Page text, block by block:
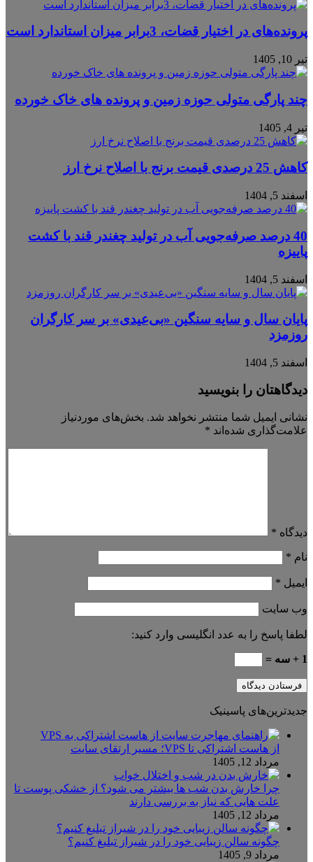
پرونده‌های در اختیار قضات، 3برابر میزان استاندارد است
تیر 10, 1405
چند پارگی متولی حوزه زمین و پرونده های خاک خورده
تیر 4, 1405
کاهش 25 درصدی قیمت برنج با اصلاح نرخ ارز
اسفند 5, 1404
40 درصد صرفه‌جویی آب در تولید چغندر قند با کشت
پاییزه
اسفند 5, 1404
پایان سال و سایه سنگین «بی‌عیدی» بر سر کارگران
روزمزد
اسفند 5, 1404
دیدگاهتان را بنویسید
نشانی ایمیل شما منتشر نخواهد شد. بخش‌های موردنیاز
علامت‌گذاری شده‌اند *
دیدگاه *
نام *
ایمیل *
وب‌ سایت
لطفا پاسخ را به عدد انگلیسی وارد کنید:
1 + سه =
جدیدترین‌های پاسینیک
از هاست اشتراکی تا VPS؛ مسیر ارتقای سایت
مرداد 12, 1405
چرا خارش بدن شب ها بیشتر می شود؟ از خشکی پوست تا
علت هایی که نیاز به بررسی دارند
مرداد 12, 1405
چگونه سالن زیبایی خود را در شیراز تبلیغ کنیم؟
مرداد 9, 1405